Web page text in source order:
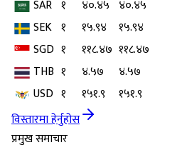
SAR १ ४०.४५ ४०.४५
SEK १ १५.९४
१५.९४
SGD १ ११८.४७ ११८.४७
THB १ ४.५७
४.५७
USD १ १५१.९
१५१.९
विस्तारमा हेर्नुहोस
प्रमुख समाचार